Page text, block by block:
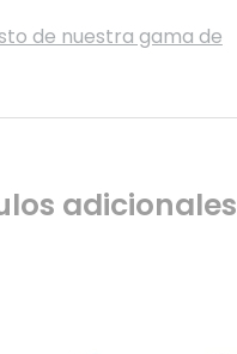
de nuestra gama de
adicionales